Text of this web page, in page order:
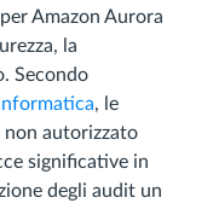
Amazon Aurora
la
Secondo
, le
non autorizzato
significative in
degli audit un